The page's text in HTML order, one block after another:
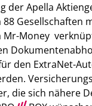
der Apella
Gesellschaften
Mr-Money
den ExtraNet-
die sich nähere